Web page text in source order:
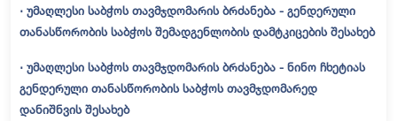
⋅ უმაღლესი საბჭოს თავმჯდომარის ბრძანება - გენდერული
თანასწორობისსაბჭოს შემადგენლობის დამტკიცების შესახებ
⋅ უმაღლესი საბჭოს თავმჯდომარის ბრძანება - ნინო ჩხეტიას
გენდერული თანასწორობის საბჭოს თავმჯდომარედ
დანიშნვის შესახებ